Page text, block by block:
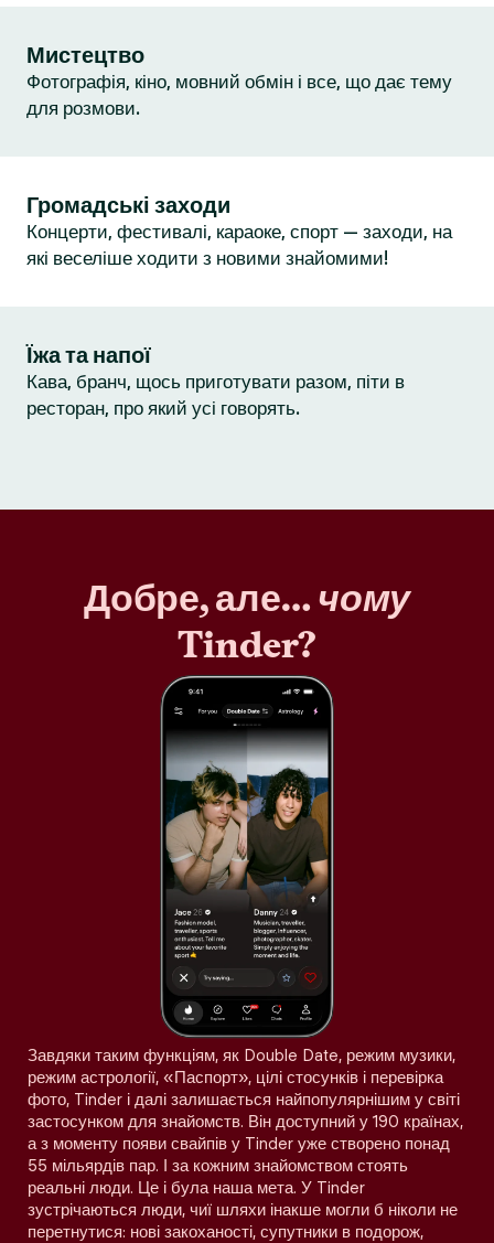
Мистецтво
Фотографія, кіно, мовний обмін і все, що дає тему
для розмови.
Громадські заходи
Концерти, фестивалі, караоке, спорт — заходи, на
які веселіше ходити з новими знайомими!
Їжа та напої
Кава, бранч, щось приготувати разом, піти в
ресторан, про який усі говорять.
Добре, але…чому
Tinder?
Завдяки таким функціям, як Double Date, режим музики,
режим астрології, «Паспорт», цілі стосунків і перевірка
фото, Tinder і далі залишається найпопулярнішим у світі
застосунком для знайомств. Він доступний у 190 країнах,
а з моменту появи свайпів у Tinder уже створено понад
55 мільярдів пар. І за кожним знайомством стоять
реальні люди. Це і була наша мета. У Tinder
зустрічаються люди, чиї шляхи інакше могли б ніколи не
перетнутися: нові закоханості, супутники в подорож,